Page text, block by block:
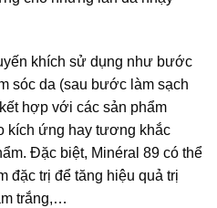
khích sử dụng như bước
sóc da (sau bước làm sạch
hợp với các sản phẩm
kích ứng hay tương khắc
Đặc biệt, Minéral 89 có thể
đặc trị để tăng hiệu quả trị
trắng,…